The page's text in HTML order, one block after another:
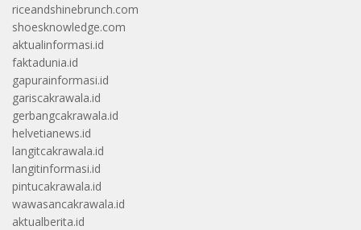
riceandshinebrunch.com
shoesknowledge.com
aktualinformasi.id
faktadunia.id
gapurainformasi.id
gariscakrawala.id
gerbangcakrawala.id
helvetianews.id
langitcakrawala.id
langitinformasi.id
pintucakrawala.id
wawasancakrawala.id
aktualberita.id